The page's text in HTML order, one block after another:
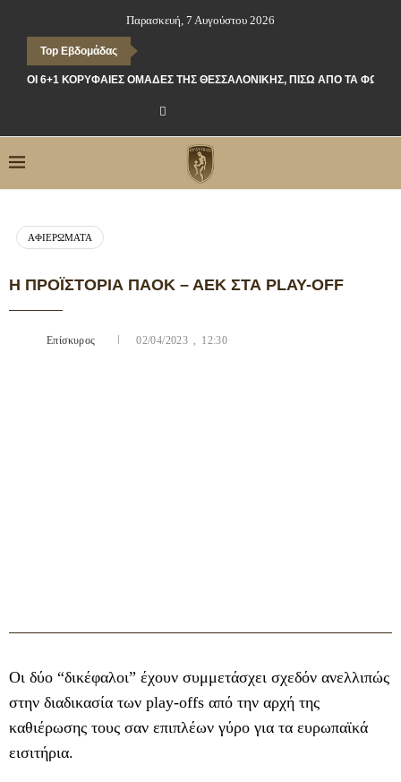
Παρασκευή, 7 Αυγούστου 2026
Top Εβδομάδας
ΟΙ 6+1 ΚΟΡΥΦΑΊΕΣ ΟΜΆΔΕΣ ΤΗΣ ΘΕΣΣΑΛΟΝΊΚΗΣ, ΠΊΣΩ ΑΠΌ ΤΑ ΦΏΤΑ
ΑΦΙΕΡΏΜΑΤΑ
Η ΠΡΟΪΣΤΟΡΊΑ ΠΑΟΚ – ΑΕΚ ΣΤΑ PLAY-OFF
Επίσκυρος 02/04/2023 , 12:30
Οι δύο “δικέφαλοι” έχουν συμμετάσχει σχεδόν ανελλιπώς
στην διαδικασία των play-offs από την αρχή της
καθιέρωσης τους σαν επιπλέων γύρο για τα ευρωπαϊκά
εισιτήρια.